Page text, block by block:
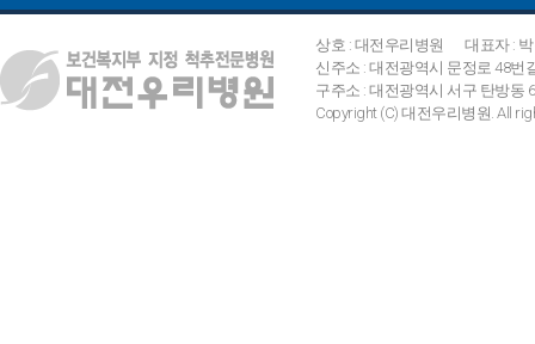
상호 : 대전우리병원
대표자 :
신주소 : 대전광역시 문정로 48번
구주소 : 대전광역시 서구 탄방동
Copyright (C) 대전우리병원. All